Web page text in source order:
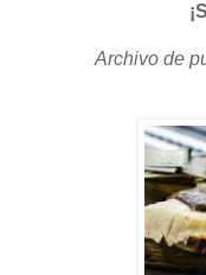
Archivo de